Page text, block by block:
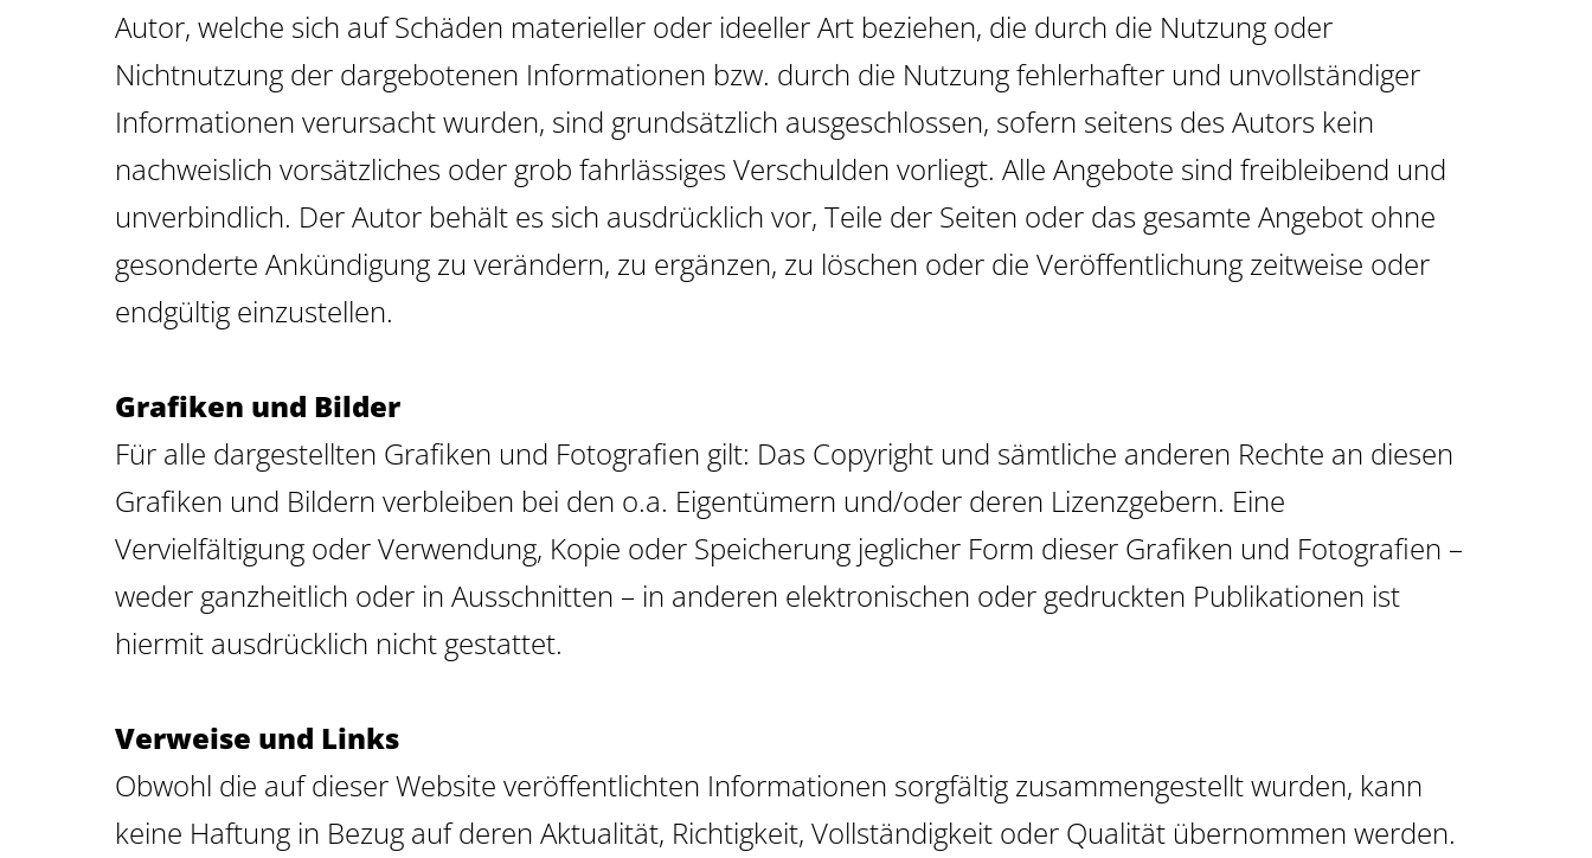
DESIGN
LOGO-
DESIGN
CORPORATE
DESIGN
WEBDESIGN
VERTRIEBSUNTERSTÜTZUNG
BUCHDRUCK
BILDBEARBEITUNG
WEBDESIGN
INTERNETSEITEN
CMS
SEO
ONLINESHOP
FOTO
&
DRUCK
FLYER,
BÜCHER
GESCHÄFTSPAPIERE,
BLÖCKE,
PLAKATE,
KALENDER
GROSSFLÄCHEN, A
USSENWERBUNG
KONTAKT
Autor, welche sich auf Schäden materieller oder ideeller Art beziehen, die durch die Nutzung oder
Nichtnutzung der dargebotenen Informationen bzw. durch die Nutzung fehlerhafter und unvollständiger
Informationen verursacht wurden, sind grundsätzlich ausgeschlossen, sofern seitens des Autors kein
nachweislich vorsätzliches oder grob fahrlässiges Verschulden vorliegt. Alle Angebote sind freibleibend und
unverbindlich. Der Autor behält es sich ausdrücklich vor, Teile der Seiten oder das gesamte Angebot ohne
gesonderte Ankündigung zu verändern, zu ergänzen, zu löschen oder die Veröffentlichung zeitweise oder
endgültig einzustellen.
Grafiken und Bilder
Für alle dargestellten Grafiken und Fotografien gilt: Das Copyright und sämtliche anderen Rechte an diesen
Grafiken und Bildern verbleiben bei den o.a. Eigentümern und/oder deren Lizenzgebern. Eine
Vervielfältigung oder Verwendung, Kopie oder Speicherung jeglicher Form dieser Grafiken und Fotografien –
weder ganzheitlich oder in Ausschnitten – in anderen elektronischen oder gedruckten Publikationen ist
hiermit ausdrücklich nicht gestattet.
Verweise und Links
Obwohl die auf dieser Website veröffentlichten Informationen sorgfältig zusammengestellt wurden, kann
keine Haftung in Bezug auf deren Aktualität, Richtigkeit, Vollständigkeit oder Qualität übernommen werden.